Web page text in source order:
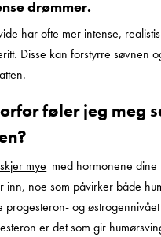
drømmer.
har ofte mer intense,
Disse kan forstyrre søvnen
føler jeg meg
mye med hormonene
inn, noe som påvirker både
progesteron- og
er det som gir